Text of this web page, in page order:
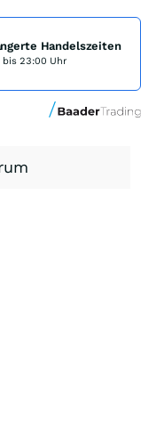
Handelszeiten
bis 23:00 Uhr